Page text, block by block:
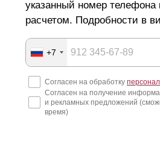
указанный номер телефона
расчетом. Подробности в
+7
Согласен на обработку
Согласен на получение
и рекламных предложений
время)